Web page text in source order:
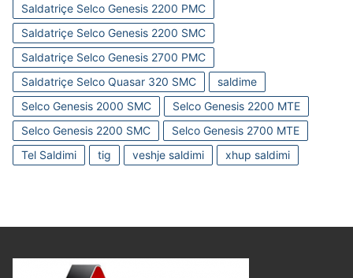
Saldatriçe Selco Genesis 2200 PMC
Saldatriçe Selco Genesis 2200 SMC
Saldatriçe Selco Genesis 2700 PMC
Saldatriçe Selco Quasar 320 SMC
saldime
Selco Genesis 2000 SMC
Selco Genesis 2200 MTE
Selco Genesis 2200 SMC
Selco Genesis 2700 MTE
Tel Saldimi
tig veshje saldimi xhup saldimi